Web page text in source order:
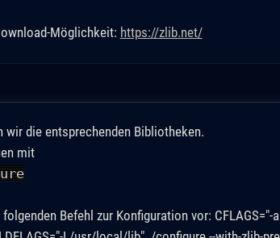
Möglichkeit: https://zlib.net/
wir die entsprechenden Bibliotheken.
mit
Befehl zur Konfiguration vor: CFLAGS="-